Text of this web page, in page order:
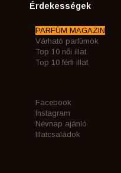
Érdekességek
PARFÜM MAGAZIN
Várható parfümök
Top 10 női illat
Top 10 férfi illat
Facebook
Instagram
Névnap ajánló
Illatcsaládok